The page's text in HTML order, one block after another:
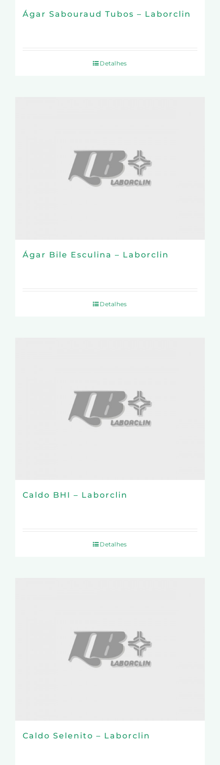
Ágar Sabouraud Tubos – Laborclin
Detalhes
Ágar Bile Esculina – Laborclin
Detalhes
Caldo BHI – Laborclin
Detalhes
Caldo Selenito – Laborclin